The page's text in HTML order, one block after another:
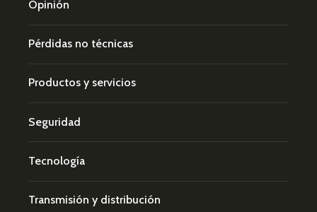
Opinión
Pérdidas no técnicas
Productos y servicios
Seguridad
Tecnología
Transmisión y distribución